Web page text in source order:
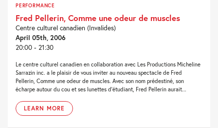
PERFORMANCE
Fred Pellerin, Comme une odeur de muscles
Centre culturel canadien (Invalides)
April 05th, 2006
20:00 - 21:30
Le centre culturel canadien en collaboration avec Les Productions Micheline
Sarrazin inc. a le plaisir de vous inviter au nouveau spectacle de Fred
Pellerin, Comme une odeur de muscles. Avec son nom prédestiné, son
écharpe autour du cou et ses lunettes d’étudiant, Fred Pellerin aurait...
LEARN MORE